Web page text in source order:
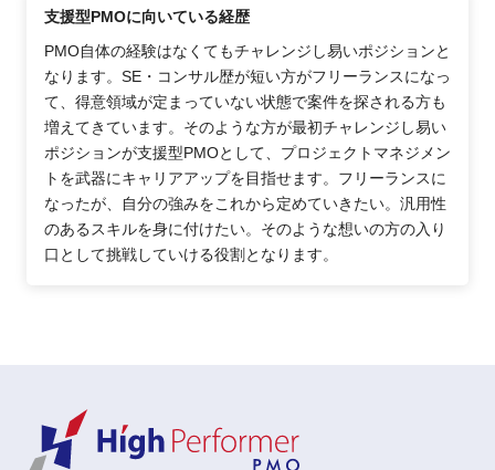
支援型PMOに向いている経歴
PMO自体の経験はなくてもチャレンジし易いポジションと
なります。SE・コンサル歴が短い方がフリーランスになっ
て、得意領域が定まっていない状態で案件を探される方も
増えてきています。そのような方が最初チャレンジし易い
ポジションが支援型PMOとして、プロジェクトマネジメン
トを武器にキャリアアップを目指せます。フリーランスに
なったが、自分の強みをこれから定めていきたい。汎用性
のあるスキルを身に付けたい。そのような想いの方の入り
口として挑戦していける役割となります。